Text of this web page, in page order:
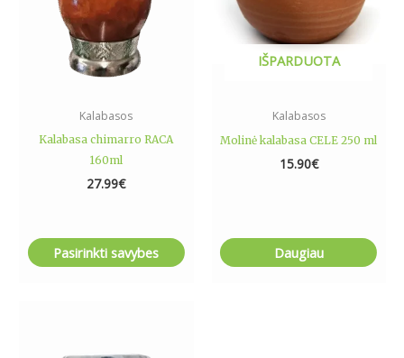
Kalabasos
Kalabasa chimarro RACA
160ml
27.99€
Pasirinkti savybes
may
be
chosen
page
IŠPARDUOTA
Kalabasos
Molinė kalabasa CELE 250 ml
15.90€
Daugiau